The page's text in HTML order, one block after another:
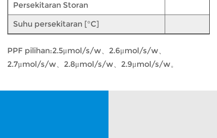
Persekitaran Storan
Suhu persekitaran [°C]
PPF pilihan:2.5μmol/s/w、2.6μmol/s/w、
2.7μmol/s/w、2.8μmol/s/w、2.9μmol/s/w。